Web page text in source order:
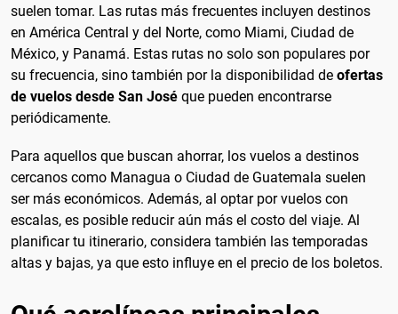
suelen tomar. Las rutas más frecuentes incluyen destinos
en América Central y del Norte, como Miami, Ciudad de
México, y Panamá. Estas rutas no solo son populares por
su frecuencia, sino también por la disponibilidad de ofertas
de vuelos desde San José que pueden encontrarse
periódicamente.
Para aquellos que buscan ahorrar, los vuelos a destinos
cercanos como Managua o Ciudad de Guatemala suelen
ser más económicos. Además, al optar por vuelos con
escalas, es posible reducir aún más el costo del viaje. Al
planificar tu itinerario, considera también las temporadas
altas y bajas, ya que esto influye en el precio de los boletos.